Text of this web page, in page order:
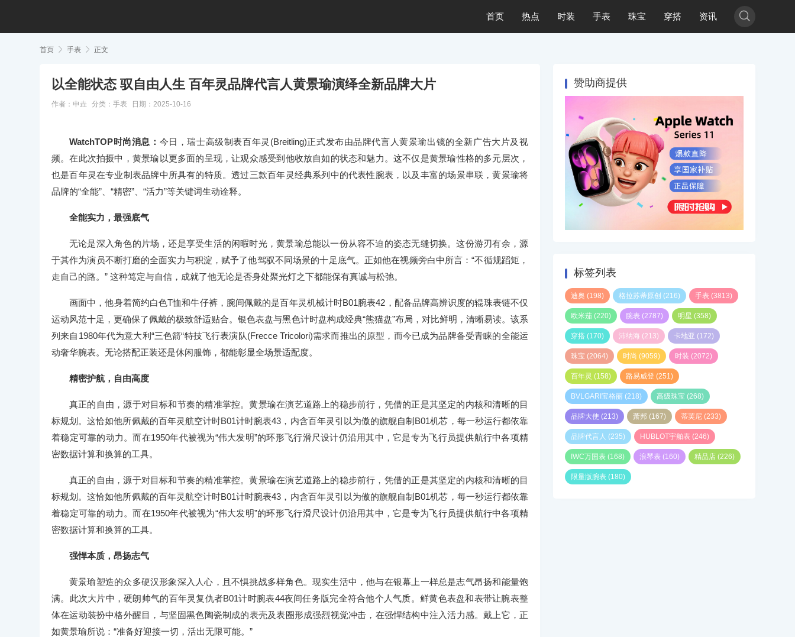
首页 热点 时装 手表 珠宝 穿搭 资讯 
首页  手表  正文
以全能状态 驭自由人生 百年灵品牌代言人黄景瑜演绎全新品牌大片
作者：申垚 分类： 手表 日期：2025-10-16
WatchTOP时尚消息： 今日，瑞士高级制表百年灵(Breitling)正式发布由品牌代言人黄景瑜出镜的全新广告大片及视
频。在此次拍摄中，黄景瑜以更多面的呈现，让观众感受到他收放自如的状态和魅力。这不仅是黄景瑜性格的多元层次，
也是百年灵在专业制表品牌中所具有的特质。透过三款百年灵经典系列中的代表性腕表，以及丰富的场景串联，黄景瑜将
品牌的“全能”、“精密”、“活力”等关键词生动诠释。
全能实力，最强底气
无论是深入角色的片场，还是享受生活的闲暇时光，黄景瑜总能以一份从容不迫的姿态无缝切换。这份游刃有余，源
于其作为演员不断打磨的全面实力与积淀，赋予了他驾驭不同场景的十足底气。正如他在视频旁白中所言：“不循规蹈矩，
走自己的路。” 这种笃定与自信，成就了他无论是否身处聚光灯之下都能保有真诚与松弛。
画面中，他身着简约白色T恤和牛仔裤，腕间佩戴的是百年灵机械计时B01腕表42，配备品牌高辨识度的辊珠表链不仅
运动风范十足，更确保了佩戴的极致舒适贴合。银色表盘与黑色计时盘构成经典“熊猫盘”布局，对比鲜明，清晰易读。该系
列来自1980年代为意大利“三色箭“特技飞行表演队(Frecce Tricolori)需求而推出的原型，而今已成为品牌备受青睐的全能运
动奢华腕表。无论搭配正装还是休闲服饰，都能彰显全场景适配度。
精密护航，自由高度
真正的自由，源于对目标和节奏的精准掌控。黄景瑜在演艺道路上的稳步前行，凭借的正是其坚定的内核和清晰的目
标规划。这恰如他所佩戴的百年灵航空计时B01计时腕表43，内含百年灵引以为傲的旗舰自制B01机芯，每一秒运行都依靠
着稳定可靠的动力。而在1950年代被视为“伟大发明”的环形飞行滑尺设计仍沿用其中，它是专为飞行员提供航行中各项精
密数据计算和换算的工具。
真正的自由，源于对目标和节奏的精准掌控。黄景瑜在演艺道路上的稳步前行，凭借的正是其坚定的内核和清晰的目
标规划。这恰如他所佩戴的百年灵航空计时B01计时腕表43，内含百年灵引以为傲的旗舰自制B01机芯，每一秒运行都依靠
着稳定可靠的动力。而在1950年代被视为“伟大发明”的环形飞行滑尺设计仍沿用其中，它是专为飞行员提供航行中各项精
密数据计算和换算的工具。
强悍本质，昂扬志气
黄景瑜塑造的众多硬汉形象深入人心，且不惧挑战多样角色。现实生活中，他与在银幕上一样总是志气昂扬和能量饱
满。此次大片中，硬朗帅气的百年灵复仇者B01计时腕表44夜间任务版完全符合他个人气质。鲜黄色表盘和表带让腕表整
体在运动装扮中格外醒目，与坚固黑色陶瓷制成的表壳及表圈形成强烈视觉冲击，在强悍结构中注入活力感。戴上它，正
如黄景瑜所说：“准备好迎接一切，活出无限可能。”
赞助商提供
标签列表
迪奥 (198) 格拉苏蒂原创 (216) 手表 (3813)
欧米茄 (220) 腕表 (2787) 明星 (358)
穿搭 (170) 沛纳海 (213) 卡地亚 (172)
珠宝 (2064) 时尚 (9059) 时装 (2072)
百年灵 (158) 路易威登 (251)
BVLGARI宝格丽 (218) 高级珠宝 (268)
品牌大使 (213) 萧邦 (167) 蒂芙尼 (233)
品牌代言人 (235) HUBLOT宇舶表 (246)
IWC万国表 (168) 浪琴表 (160) 精品店 (226)
限量版腕表 (180)